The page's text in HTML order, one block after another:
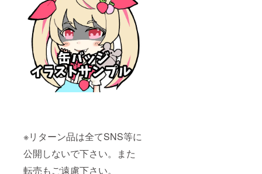
※リターン品は全てSNS等に
公開しないで下さい。また
転売もご遠慮下さい。